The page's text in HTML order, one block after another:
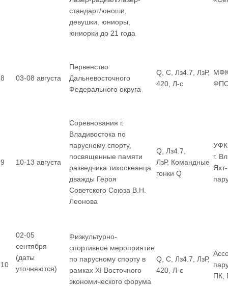
стандарт/юноши,
девушки, юниоры,
юниорки до 21 года
8 03-08 августа
Первенство
Дальневосточного
Федерального округа
Q, С, Лз4.7, ЛзР,
420, Л-с
9 10-13 августа
Соревнования г.
Владивостока по
парусному спорту,
посвященные памяти
разведчика тихоокеанца
дважды Героя
Советского Союза В.Н.
Леонова
Q, Лз4.7,
ЛзР, Командные
гонки Q
г.
10
02-05
сентября
(даты
уточняются)
Физкультурно-
спортивное мероприятие
по парусному спорту в
рамках XI Восточного
экономического форума
Q, С, Лз4.7, ЛзР,
420, Л-с
ПК,